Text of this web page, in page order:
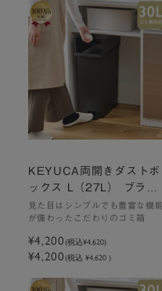
KEYUCA両開きダストボ
ックス L（27L） ブラッ
ク ゴミ箱
見た目はシンプルでも豊富な機能
が備わったこだわりのゴミ箱
¥4,200(税込¥4,620)
¥4,200(税込 ¥4,620 )